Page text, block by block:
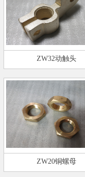
ZW32动触头
ZW20铜螺母